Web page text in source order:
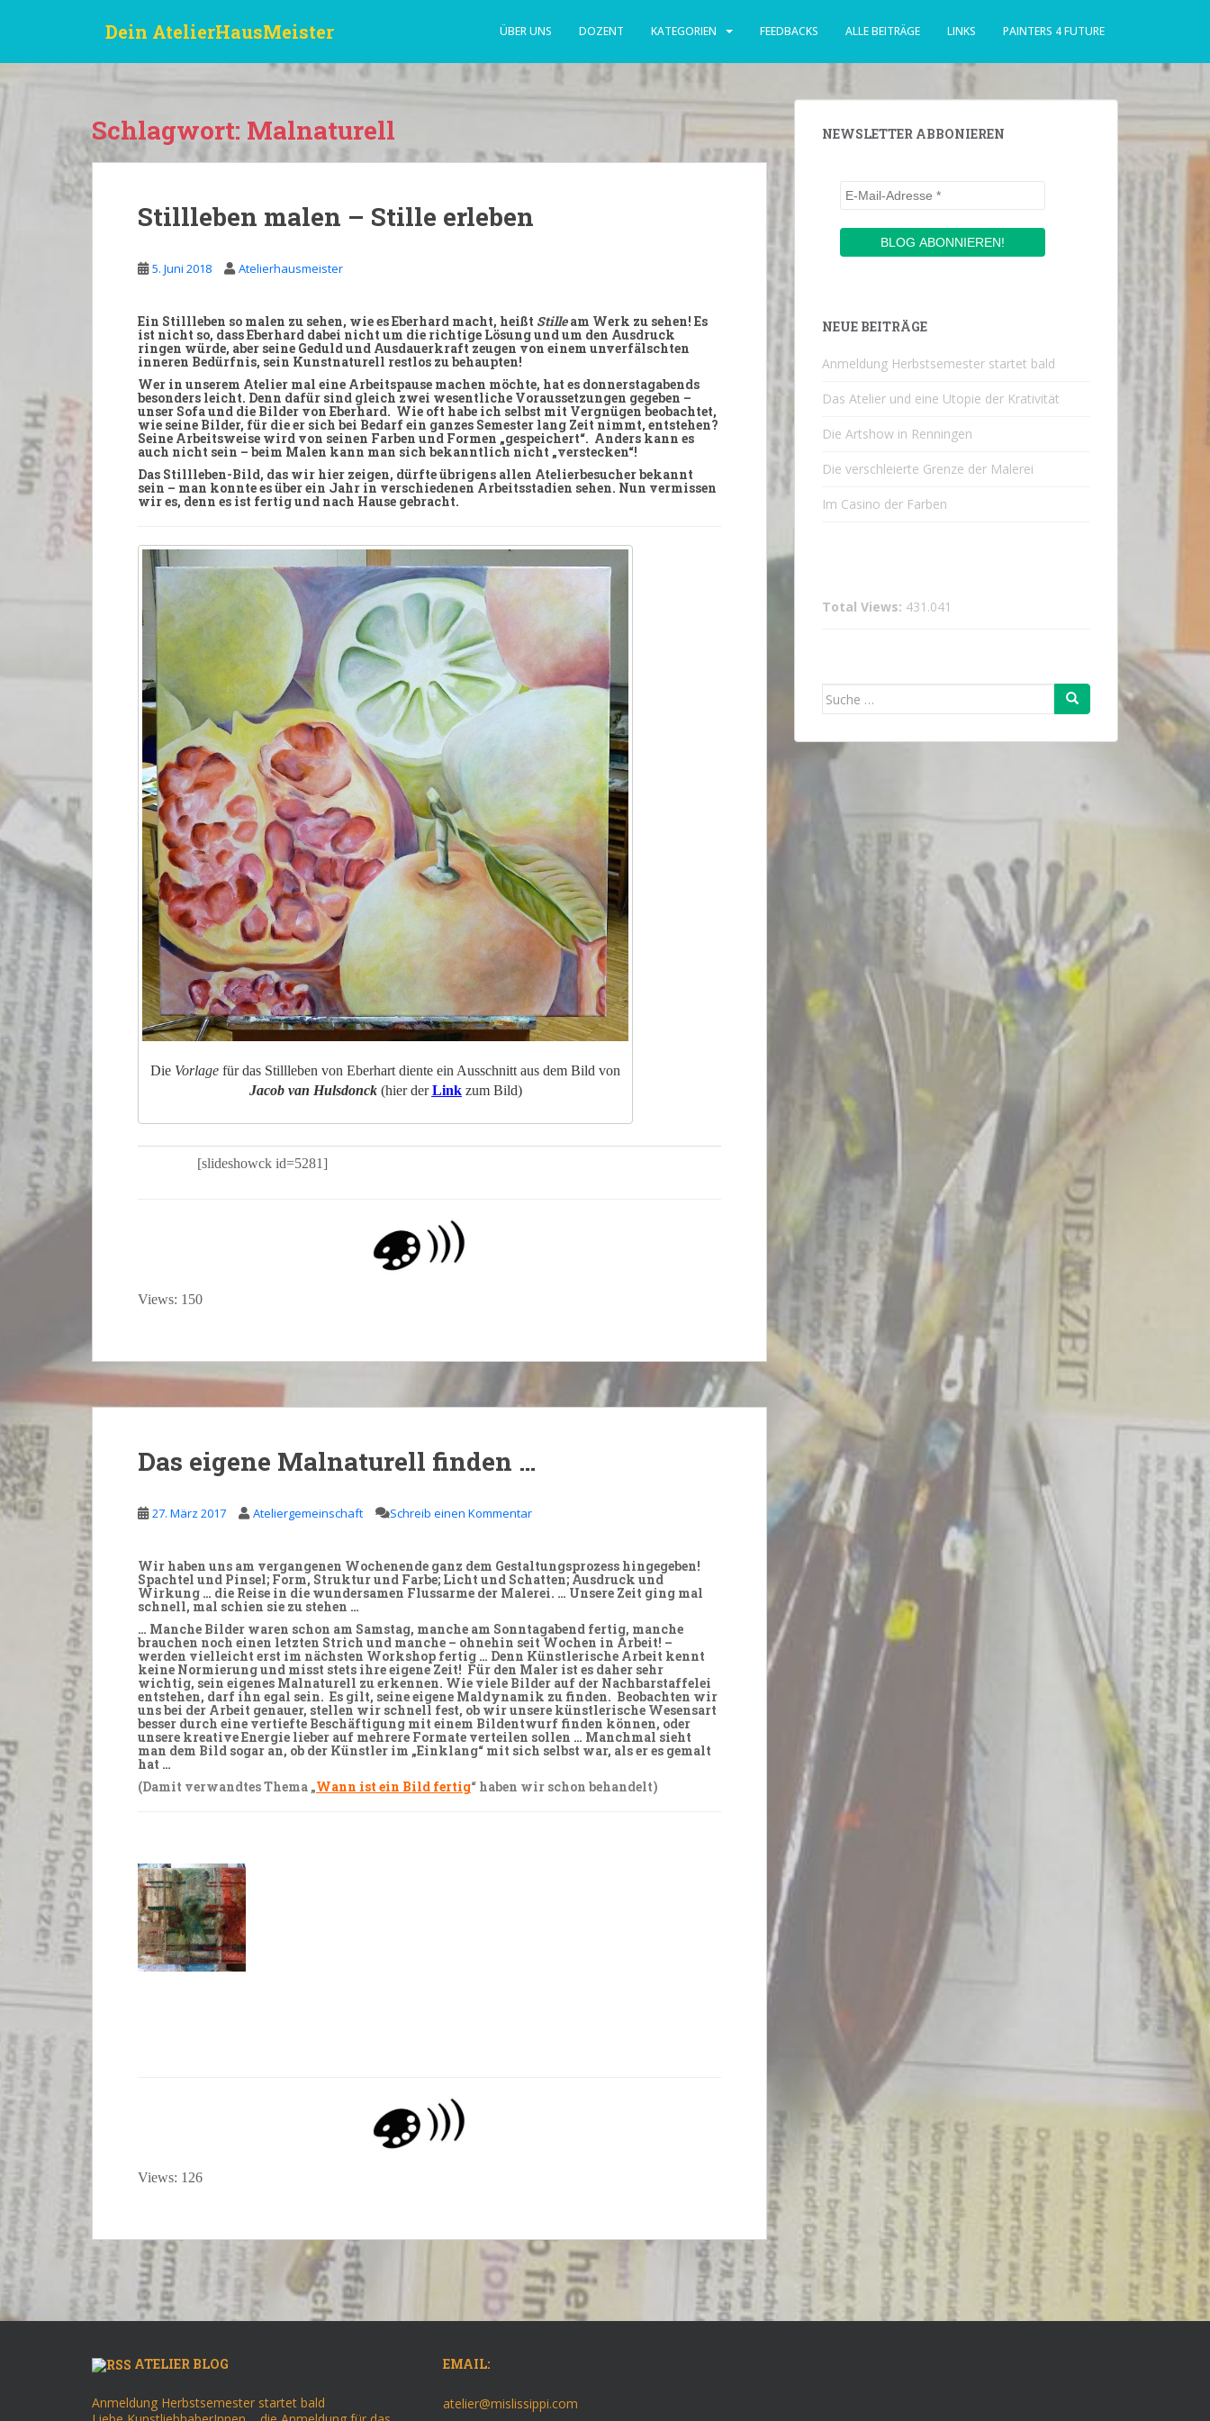
Dein AtelierHausMeister ÜBER UNS DOZENT KATEGORIEN FEEDBACKS ALLE BEITRÄGE LINKS PAINTERS 4 FUTURE
Schlagwort: Malnaturell
Stillleben malen – Stille erleben
5. Juni 2018 Atelierhausmeister
Ein Stillleben so malen zu sehen, wie esEberhard macht, heißt Stilleam Werk zu sehen! Es
ist nicht so, dass Eberhard dabei nicht um die richtige Lösungund um den Ausdruck
ringen würde, aber seine Geduld und Ausdauerkraft zeugen von einem unverfälschten
inneren Bedürfnis, sein Kunstnaturell restlos zu behaupten!
Wer in unserem Atelier mal eine Arbeitspause machen möchte, hat es donnerstagabends
besonders leicht. Denn dafür sind gleich zwei wesentliche Voraussetzungen gegeben –
unser Sofaund die Bilder von Eberhard. Wie oft habe ich selbst mit Vergnügen beobachtet,
wie seine Bilder, für die er sich bei Bedarf ein ganzes Semester lang Zeitnimmt, entstehen?
Seine Arbeitsweise wird von seinen Farben und Formen „gespeichert“. Anders kann es
auch nicht sein – beim Malen kann man sich bekanntlich nicht „verstecken“!
Das Stillleben-Bild, das wir hier zeigen, dürfte übrigens allen Atelierbesucherbekannt
sein – man konnte es über ein Jahr in verschiedenen Arbeitsstadien sehen. Nun vermissen
wir es, denn es ist fertigund nach Hause gebracht.
Die Vorlage für das Stillleben von Eberhart diente ein Ausschnitt aus dem Bild von
Jacob van Hulsdonck (hier derLinkzum Bild)
[slideshowck id=5281]
Views: 150
Das eigene Malnaturell finden …
27. März 2017 Ateliergemeinschaft Schreib einen Kommentar
Wir haben uns am vergangenen Wochenende ganz dem Gestaltungsprozess hingegeben!
Spachtel und Pinsel; Form, Struktur und Farbe; Licht und Schatten; Ausdruck und
Wirkung … die Reise in die wundersamen Flussarme der Malerei. … Unsere Zeit ging mal
schnell, mal schien sie zu stehen …
… Manche Bilder waren schon am Samstag, manche am Sonntagabend fertig, manche
brauchen noch einen letzten Strich und manche – ohnehin seit Wochen in Arbeit! –
werden vielleicht erst im nächsten Workshop fertig … Denn Künstlerische Arbeit kennt
keine Normierungund misst stets ihre eigene Zeit! Für den Maler ist es daher sehr
wichtig, sein eigenes Malnaturell zu erkennen. Wie viele Bilder auf der Nachbarstaffelei
entstehen, darf ihn egal sein. Es gilt, seineeigene Maldynamik zu finden. Beobachten wir
uns bei der Arbeit genauer, stellen wir schnell fest, ob wir unsere künstlerische Wesensart
besser durch eine vertiefte Beschäftigung mit einem Bildentwurf finden können, oder
unsere kreativeEnergie lieber auf mehrere Formate verteilen sollen … Manchmal sieht
man dem Bild sogar an, ob der Künstler im „Einklang“ mit sich selbst war, als er es gemalt
hat …
(Damit verwandtes Thema „Wann ist ein Bild fertig“ haben wir schon behandelt)
Views: 126
NEWSLETTER ABBONIEREN
NEUE BEITRÄGE
Anmeldung Herbstsemester startet bald
Das Atelier und eine Utopie der Krativität
Die Artshow in Renningen
Die verschleierte Grenze der Malerei
Im Casino der Farben
Total Views: 431.041
Suche
ATELIER BLOG
Anmeldung Herbstsemester startet bald
EMAIL:
atelier@mislissippi.com